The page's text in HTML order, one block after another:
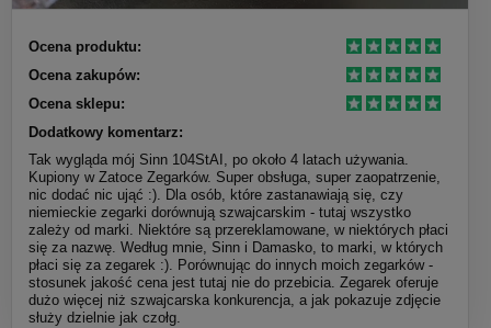
Ocena produktu:
Ocena zakupów:
Ocena sklepu:
Dodatkowy komentarz:
Tak wygląda mój Sinn 104StAI, po około 4 latach używania.
Kupiony w Zatoce Zegarków. Super obsługa, super zaopatrzenie,
nic dodać nic ująć :). Dla osób, które zastanawiają się, czy
niemieckie zegarki dorównują szwajcarskim - tutaj wszystko
zależy od marki. Niektóre są przereklamowane, w niektórych płaci
się za nazwę. Według mnie, Sinn i Damasko, to marki, w których
płaci się za zegarek :). Porównując do innych moich zegarków -
stosunek jakość cena jest tutaj nie do przebicia. Zegarek oferuje
dużo więcej niż szwajcarska konkurencja, a jak pokazuje zdjęcie
służy dzielnie jak czołg.